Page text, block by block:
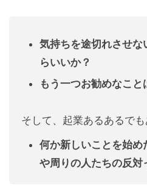
気持ちを途切れさせな
らいいか？
もう一つお勧めなこと
そして、起業あるあるで
何か新しいことを始め
や周りの人たちの反対